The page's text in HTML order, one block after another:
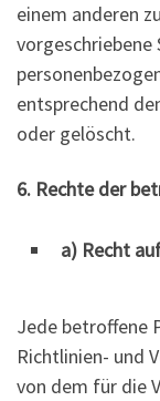
einem anderen
entsprechend
oder gelöscht.
6. Rechte der
a) Recht
Jede betroffene
Richtlinien- und
von dem für die